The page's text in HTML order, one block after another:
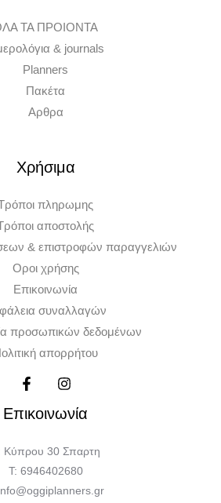
ΤΑ ΠΡΟΙΟΝΤΑ
& journals
Planners
Πακέτα
Αρθρα
Χρήσιμα
πληρωμης
αποστολής
& επιστροφών παραγγελιών
Οροι χρήσης
Επικοινωνία
συναλλαγών
προσωπικών δεδομένων
απορρήτου
Επικοινωνία
Κύπρου 30 Σπαρτη
Τ: 6946402680